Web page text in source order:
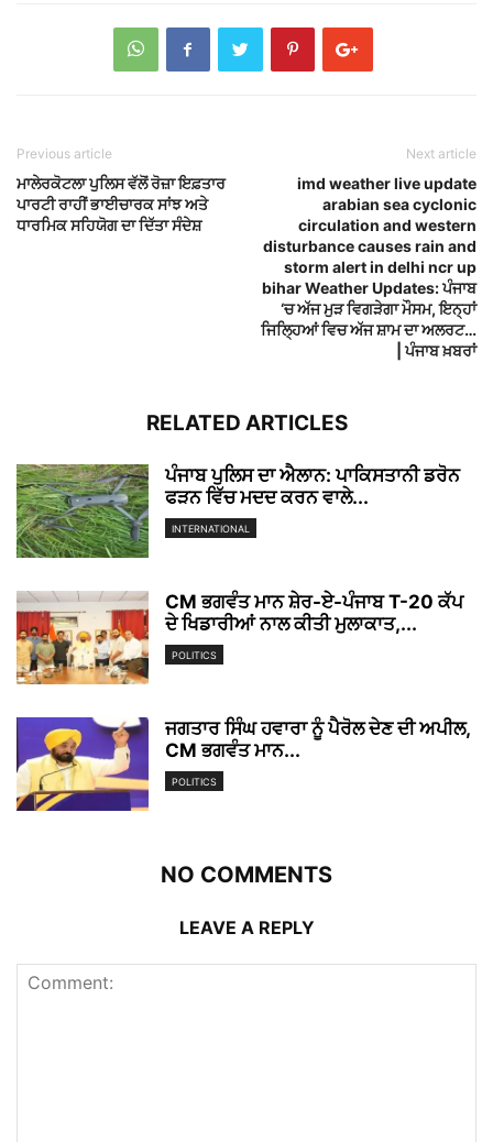
Previous article
ਮਾਲੇਰਕੋਟਲਾ ਪੁਲਿਸ ਵੱਲੋਂ ਰੋਜ਼ਾ ਇਫ਼ਤਾਰ
ਪਾਰਟੀ ਰਾਹੀਂ ਭਾਈਚਾਰਕ ਸਾਂਝ ਅਤੇ
ਧਾਰਮਿਕ ਸਹਿਯੋਗ ਦਾ ਦਿੱਤਾ ਸੰਦੇਸ਼
Next article
imd weather live update
arabian sea cyclonic
circulation and western
disturbance causes rain and
storm alert in delhi ncr up
bihar Weather Updates: ਪੰਜਾਬ
‘ਚ ਅੱਜ ਮੁੜ ਵਿਗੜੇਗਾ ਮੌਸਮ, ਇਨ੍ਹਾਂ
ਜਿਲ੍ਹਿਆਂ ਵਿਚ ਅੱਜ ਸ਼ਾਮ ਦਾ ਅਲਰਟ…
| ਪੰਜਾਬ ਖ਼ਬਰਾਂ
RELATED ARTICLES
ਪੰਜਾਬ ਪੁਲਿਸ ਦਾ ਐਲਾਨ: ਪਾਕਿਸਤਾਨੀ ਡਰੋਨ
ਫੜਨ ਵਿੱਚ ਮਦਦ ਕਰਨ ਵਾਲੇ...
INTERNATIONAL
CM ਭਗਵੰਤ ਮਾਨ ਸ਼ੇਰ-ਏ-ਪੰਜਾਬ T-20 ਕੱਪ
ਦੇ ਖਿਡਾਰੀਆਂ ਨਾਲ ਕੀਤੀ ਮੁਲਾਕਾਤ,...
POLITICS
ਜਗਤਾਰ ਸਿੰਘ ਹਵਾਰਾ ਨੂੰ ਪੈਰੋਲ ਦੇਣ ਦੀ ਅਪੀਲ,
CM ਭਗਵੰਤ ਮਾਨ...
POLITICS
NO COMMENTS
LEAVE A REPLY